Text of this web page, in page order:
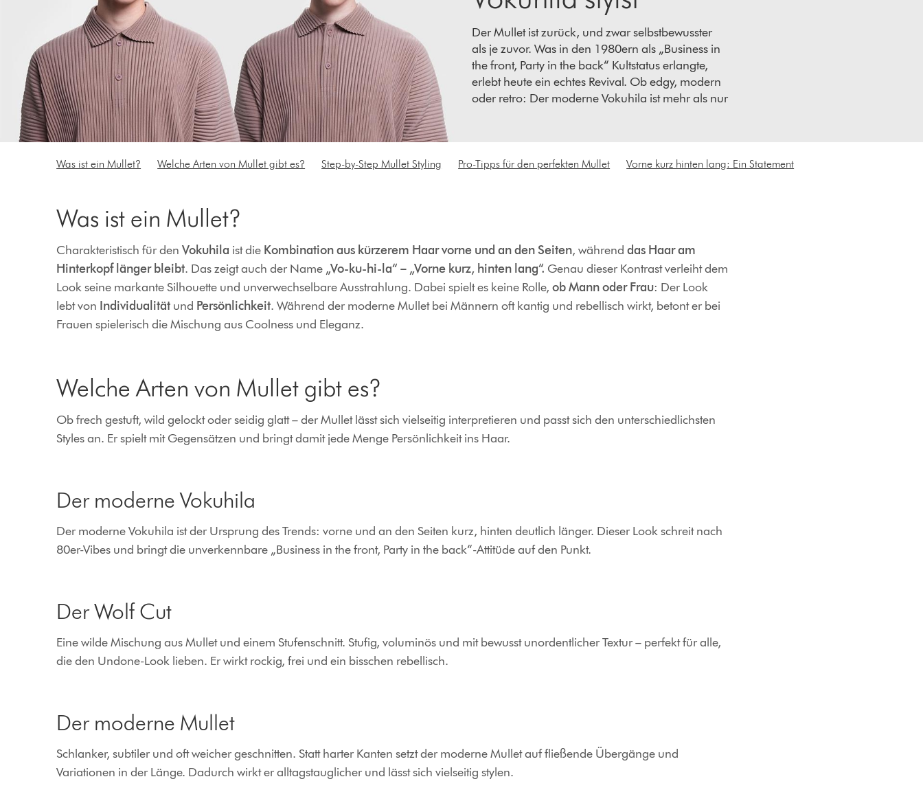
Der Mullet ist zurück, und zwar selbstbewusster
als je zuvor. Was in den 1980ern als „Business in
the front, Party in the back“ Kultstatus erlangte,
erlebt heute ein echtes Revival. Ob edgy, modern
oder retro: Der moderne Vokuhila ist mehr als nur
sleek und ausgefallen. Wer den Mullet trägt, setzt
Was ist ein Mullet? Welche Arten von Mullet gibt es? Step-by-Step Mullet Styling Pro-Tipps für den perfekten Mullet Vorne kurz hinten lang: Ein Statement
Was ist ein Mullet?
Charakteristisch für denVokuhila ist die Kombination aus kürzerem Haar vorne und an den Seiten, währenddas Haar am
Hinterkopf länger bleibt. Das zeigt auch der Name „Vo-ku-hi-la“ – „Vorne kurz, hinten lang“. Genau dieser Kontrast verleiht dem
Look seine markante Silhouette und unverwechselbare Ausstrahlung. Dabei spielt es keine Rolle,ob Mann oder Frau: Der Look
lebt von Individualität und Persönlichkeit. Während der moderne Mullet bei Männern oft kantig und rebellisch wirkt, betont er bei
Frauen spielerisch die Mischung aus Coolness und Eleganz.
Welche Arten von Mullet gibt es?
Ob frech gestuft, wild gelockt oder seidig glatt – der Mullet lässt sich vielseitig interpretieren und passt sich den unterschiedlichsten
Styles an. Er spielt mit Gegensätzen und bringt damit jede Menge Persönlichkeit ins Haar.
Der moderne Vokuhila
Der moderne Vokuhila ist der Ursprung des Trends: vorne und an den Seiten kurz, hinten deutlich länger. Dieser Look schreit nach
80er-Vibes und bringt die unverkennbare „Business in the front, Party in the back“-Attitüde auf den Punkt.
Der Wolf Cut
Eine wilde Mischung aus Mullet und einem Stufenschnitt. Stufig, voluminös und mit bewusst unordentlicher Textur – perfekt für alle,
die den Undone-Look lieben. Er wirkt rockig, frei und ein bisschen rebellisch.
Der moderne Mullet
Schlanker, subtiler und oft weicher geschnitten. Statt harter Kanten setzt der moderne Mullet auf fließende Übergänge und
Variationen in der Länge. Dadurch wirkt er alltagstauglicher und lässt sich vielseitig stylen.